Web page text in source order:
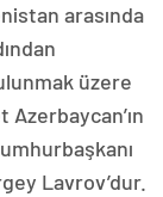
arasında
üzere
Lavrov’dur.